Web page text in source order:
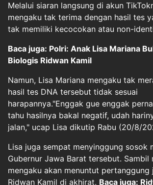
Melalui siaran langsung di akun
mengaku tak terima dengan hasil tes
tak memiliki kecocokan atau non-
Baca juga: Polri: Anak Lisa Mariana
Biologis Ridwan Kamil
Namun, Lisa Mariana mengaku tak
hasil tes DNA tersebut tidak sesuai
harapannya."Enggak gue enggak
tahu hasilnya bakal negatif, udah
jalan," ucap Lisa dikutip Rabu (20/8/
Lisa juga sempat menyinggung sosok
Gubernur Jawa Barat tersebut. Sambil
mengaku akan menuntut pertanggung
Ridwan Kamil di akhirat. Baca juga: